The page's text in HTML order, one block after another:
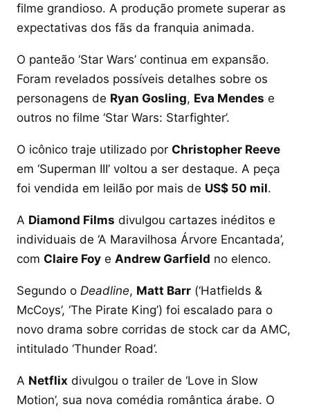
filme grandioso. A produção promete superar as
expectativas dos fãs da franquia animada.
O panteão ‘Star Wars’ continua em expansão.
Foram revelados possíveis detalhes sobre os
personagens de Ryan Gosling, Eva Mendes e
outros no filme ‘Star Wars: Starfighter’.
O icônico traje utilizado por Christopher Reeve
em ‘Superman III’ voltou a ser destaque. A peça
foi vendida em leilão por mais de US$ 50 mil.
A Diamond Films divulgou cartazes inéditos e
individuais de ‘A Maravilhosa Árvore Encantada’,
com Claire Foy e Andrew Garfield no elenco.
Segundo o Deadline, Matt Barr (‘Hatfields &
McCoys’, ‘The Pirate King’) foi escalado para o
novo drama sobre corridas de stock car da AMC,
intitulado ‘Thunder Road’.
A Netflix divulgou o trailer de ‘Love in Slow
Motion’, sua nova comédia romântica árabe. O